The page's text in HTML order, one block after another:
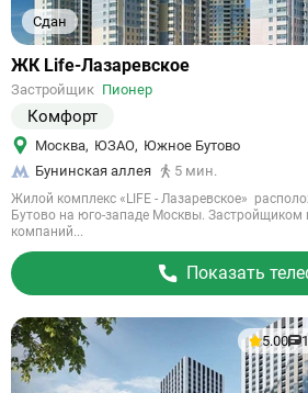
Сдан
Ссылка
объект
ЖК Life-Лазаревское
Застройщик Пионер
Комфорт
Москва, ЮЗАО, Южное Бутово
Бунинская аллея
5 мин.
Жилой комплекс «LIFE - Лазаревское»
Бутово на юго-западе Москвы. Застройщиком
компаний...
Показать
5.00 1